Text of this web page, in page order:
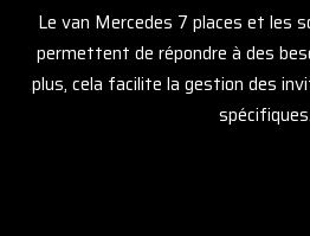
Le van Mercedes 7 places et les
permettent de répondre à des
plus, cela facilite la gestion des
spécifiques.